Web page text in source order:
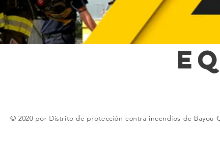
© 2020 por Distrito de protección contra incendios de Bayou